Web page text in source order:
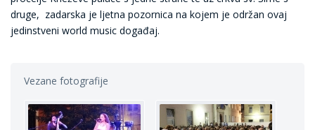
druge, zadarska je ljetna pozornica na kojem je održan ovaj
jedinstveni world music događaj.
Vezane fotografije